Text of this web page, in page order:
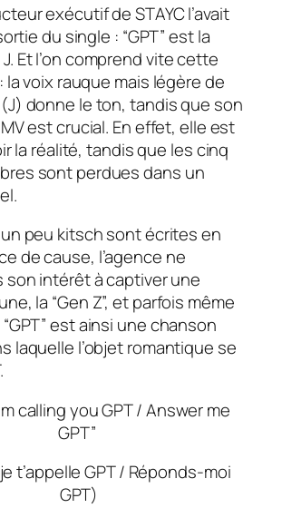
exécutif de STAYC l’avait
du single : “GPT” est la
Et l’on comprend vite cette
voix rauque mais légère de
donne le ton, tandis que son
est crucial. En effet, elle est
la réalité, tandis que les cinq
sont perdues dans un
peu kitsch sont écrites en
de cause, l’agence ne
son intérêt à captiver une
la “Gen Z”, et parfois même
“GPT” est ainsi une chanson
laquelle l’objet romantique se
calling you GPT / Answer me
GPT”
t’appelle GPT / Réponds-moi
GPT)